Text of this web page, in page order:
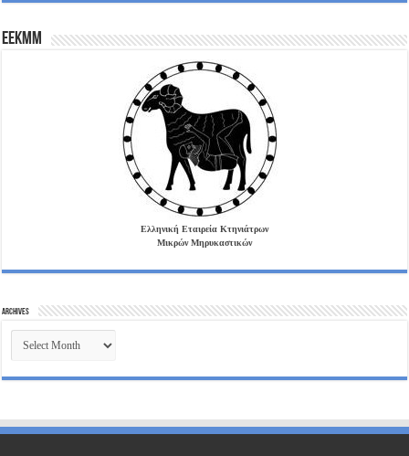
EEKMM
Ελληνική Εταιρεία Κτηνιάτρων
Μικρών Μηρυκαστικών
Archives
Archives